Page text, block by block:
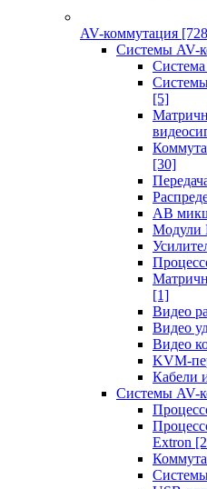
AV-коммутация
Системы AV-
[5]
[30]
АВ
Модули
[1]
Видео
Видео
Видео
KVM-
Кабели
Системы AV-
Extron